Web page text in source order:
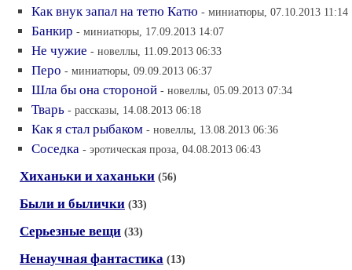
Как внук запал на тетю Катю - миниатюры, 07.10.2013 11:14
Банкир - миниатюры, 17.09.2013 14:07
Не чужие - новеллы, 11.09.2013 06:33
Перо - миниатюры, 09.09.2013 06:37
Шла бы она стороной - новеллы, 05.09.2013 07:34
Тварь - рассказы, 14.08.2013 06:18
Как я стал рыбаком - новеллы, 13.08.2013 06:36
Соседка - эротическая проза, 04.08.2013 06:43
Хиханьки и хаханьки (56)
Были и былички (33)
Серьезные вещи (33)
Ненаучная фантастика (13)